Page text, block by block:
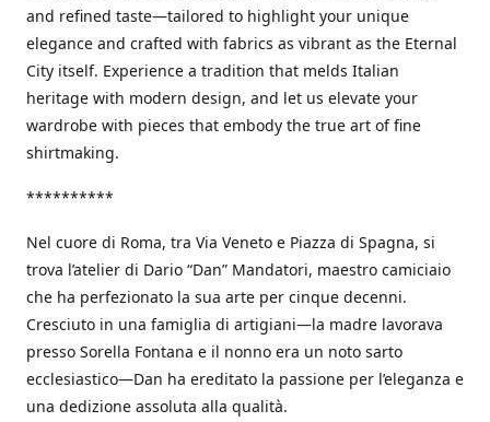
and refined taste—tailored to highlight your unique
elegance and crafted with fabrics as vibrant as the Eternal
City itself. Experience a tradition that melds Italian
heritage with modern design, and let us elevate your
wardrobe with pieces that embody the true art of fine
shirtmaking.
**********
Nel cuore di Roma, tra Via Veneto e Piazza di Spagna, si
trova l’atelier di Dario “Dan” Mandatori, maestro camiciaio
che ha perfezionato la sua arte per cinque decenni.
Cresciuto in una famiglia di artigiani—la madre lavorava
presso Sorella Fontana e il nonno era un noto sarto
ecclesiastico—Dan ha ereditato la passione per l’eleganza e
una dedizione assoluta alla qualità.